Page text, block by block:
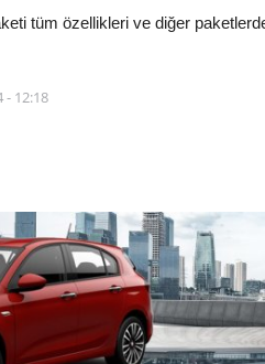
tüm özellikleri ve diğer
- 12:18